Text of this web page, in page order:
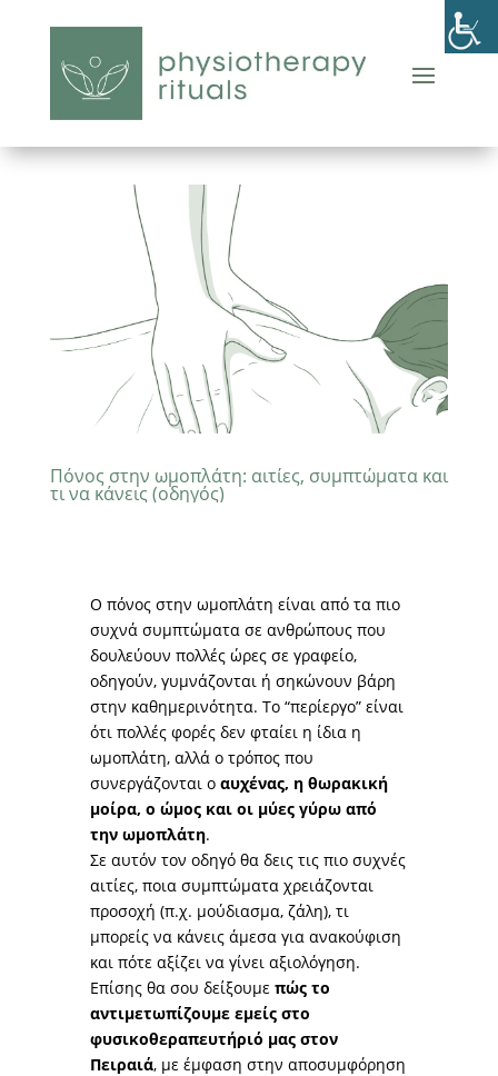
Πόνος στην ωμοπλάτη: αιτίες, συμπτώματα και
τι να κάνεις (οδηγός)
Ο πόνος στην ωμοπλάτη είναι από τα πιο
συχνά συμπτώματα σε ανθρώπους που
δουλεύουν πολλές ώρες σε γραφείο,
οδηγούν, γυμνάζονται ή σηκώνουν βάρη
στην καθημερινότητα. Το “περίεργο” είναι
ότι πολλές φορές δεν φταίει η ίδια η
ωμοπλάτη, αλλά ο τρόπος που
συνεργάζονται ο αυχένας, η θωρακική
μοίρα, ο ώμος και οι μύες γύρω από
την ωμοπλάτη.
Σε αυτόν τον οδηγό θα δεις τις πιο συχνές
αιτίες, ποια συμπτώματα χρειάζονται
προσοχή (π.χ. μούδιασμα, ζάλη), τι
μπορείς να κάνεις άμεσα για ανακούφιση
και πότε αξίζει να γίνει αξιολόγηση.
Επίσης θα σου δείξουμε πώς το
αντιμετωπίζουμε εμείς στο
φυσικοθεραπευτήριό μας στον
Πειραιά, με έμφαση στην αποσυμφόρηση